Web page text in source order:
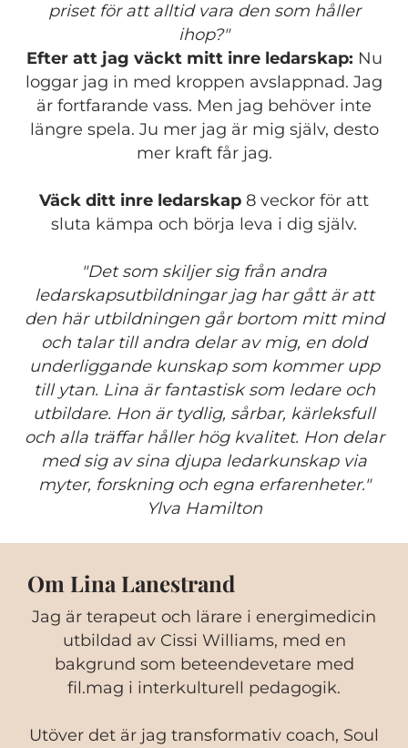
priset för att alltid vara den som håller
ihop?"
Efter att jag väckt mitt inre ledarskap: Nu
loggar jag in med kroppen avslappnad. Jag
är fortfarande vass. Men jag behöver inte
längre spela. Ju mer jag är mig själv, desto
mer kraft får jag.
Väck ditt inre ledarskap 8 veckor för att
sluta kämpa och börja leva i dig själv.
"Det som skiljer sig från andra
ledarskapsutbildningar jag har gått är att
den här utbildningen går bortom mitt mind
och talar till andra delar av mig, en dold
underliggande kunskap som kommer upp
till ytan. Lina är fantastisk som ledare och
utbildare. Hon är tydlig, sårbar, kärleksfull
och alla träffar håller hög kvalitet. Hon delar
med sig av sina djupa ledarkunskap via
myter, forskning och egna erfarenheter."
Ylva Hamilton
Om Lina Lanestrand
Jag är terapeut och lärare i energimedicin
utbildad av Cissi Williams, med en
bakgrund som beteendevetare med
fil.mag i interkulturell pedagogik.
Utöver det är jag transformativ coach, Soul